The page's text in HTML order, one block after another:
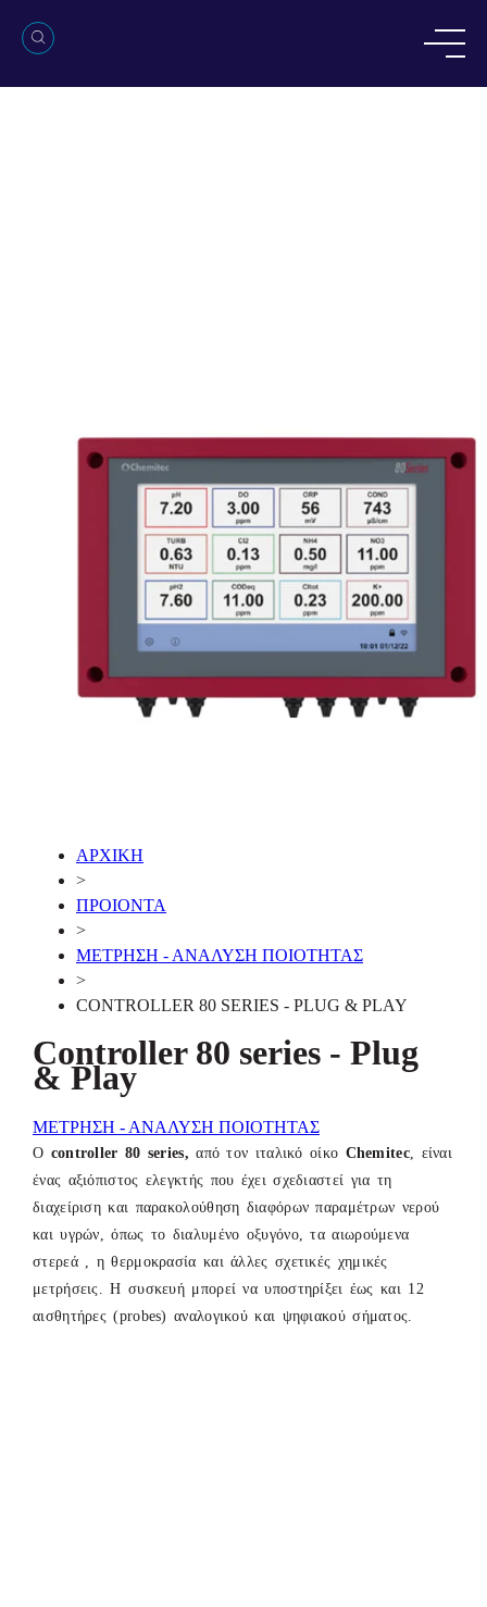
ΑΡΧΙΚΗ
>
ΠΡΟΙΟΝΤΑ
>
ΜΕΤΡΗΣΗ - ΑΝΑΛΥΣΗ ΠΟΙΟΤΗΤΑΣ
>
CONTROLLER 80 SERIES - PLUG & PLAY
Controller 80 series - Plug
& Play
ΜΕΤΡΗΣΗ - ΑΝΑΛΥΣΗ ΠΟΙΟΤΗΤΑΣ
Ο controller 80 series, από τον ιταλικό οίκο Chemitec, είναι
ένας αξιόπιστος ελεγκτής που έχει σχεδιαστεί για τη
διαχείριση και παρακολούθηση διαφόρων παραμέτρων νερού
και υγρών, όπως το διαλυμένο οξυγόνο, τα αιωρούμενα
στερεά , η θερμοκρασία και άλλες σχετικές χημικές
μετρήσεις. Η συσκευή μπορεί να υποστηρίξει έως και 12
αισθητήρες (probes) αναλογικού και ψηφιακού σήματος.